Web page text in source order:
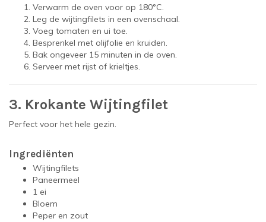
Verwarm de oven voor op 180°C.
Leg de wijtingfilets in een ovenschaal.
Voeg tomaten en ui toe.
Besprenkel met olijfolie en kruiden.
Bak ongeveer 15 minuten in de oven.
Serveer met rijst of krieltjes.
3. Krokante Wijtingfilet
Perfect voor het hele gezin.
Ingrediënten
Wijtingfilets
Paneermeel
1 ei
Bloem
Peper en zout